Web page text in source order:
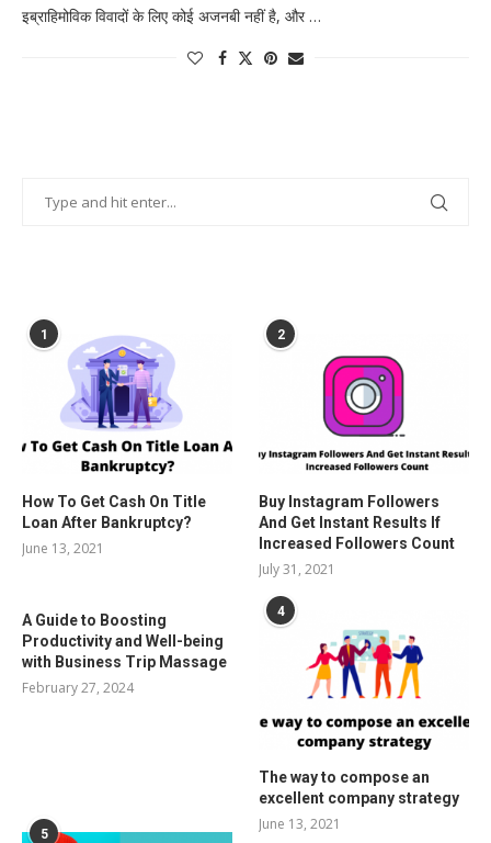
इब्राहिमोविक विवादों के लिए कोई अजनबी नहीं है, और …
1
How To Get Cash On Title
Loan After Bankruptcy?
June 13, 2021
2
Buy Instagram Followers
And Get Instant Results If
Increased Followers Count
July 31, 2021
A Guide to Boosting
Productivity and Well-being
with Business Trip Massage
February 27, 2024
4
The way to compose an
excellent company strategy
June 13, 2021
5